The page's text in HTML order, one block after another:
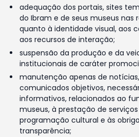
adequação dos portais, sites
do Ibram e de seus museus nas
quanto à identidade visual, aos
aos recursos de interação;
suspensão da produção e da
institucionais de caráter
manutenção apenas de
comunicados objetivos,
informativos, relacionados ao
museus, à prestação de
programação cultural e às
transparência;